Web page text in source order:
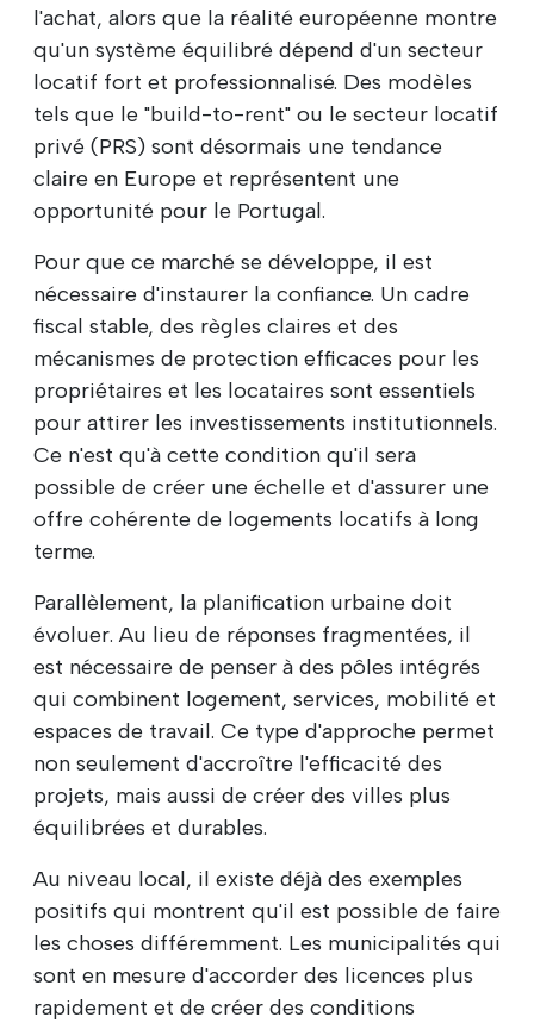
l'achat, alors que la réalité européenne montre
qu'un système équilibré dépend d'un secteur
locatif fort et professionnalisé. Des modèles
tels que le "build-to-rent" ou le secteur locatif
privé (PRS) sont désormais une tendance
claire en Europe et représentent une
opportunité pour le Portugal.
Pour que ce marché se développe, il est
nécessaire d'instaurer la confiance. Un cadre
fiscal stable, des règles claires et des
mécanismes de protection efficaces pour les
propriétaires et les locataires sont essentiels
pour attirer les investissements institutionnels.
Ce n'est qu'à cette condition qu'il sera
possible de créer une échelle et d'assurer une
offre cohérente de logements locatifs à long
terme.
Parallèlement, la planification urbaine doit
évoluer. Au lieu de réponses fragmentées, il
est nécessaire de penser à des pôles intégrés
qui combinent logement, services, mobilité et
espaces de travail. Ce type d'approche permet
non seulement d'accroître l'efficacité des
projets, mais aussi de créer des villes plus
équilibrées et durables.
Au niveau local, il existe déjà des exemples
positifs qui montrent qu'il est possible de faire
les choses différemment. Les municipalités qui
sont en mesure d'accorder des licences plus
rapidement et de créer des conditions